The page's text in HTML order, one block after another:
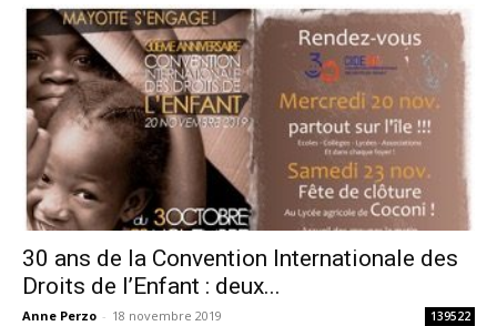
30 ans de la Convention Internationale des
Droits de l’Enfant : deux...
Anne Perzo - 18 novembre 2019 139522